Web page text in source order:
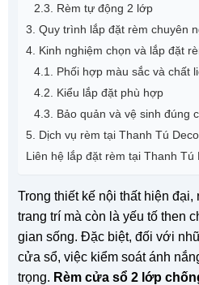
2.3. Rèm tự động 2 lớp
3. Quy trình lắp đặt rèm chuyên
4. Kinh nghiệm chọn và lắp đặt
4.1. Phối hợp màu sắc và chất
4.2. Kiểu lắp đặt phù hợp
4.3. Bảo quản và vệ sinh đúng
5. Dịch vụ rèm tại Thanh Tú
Liên hệ lắp đặt rèm tại Thanh Tú
Trong thiết kế nội thất hiện
trang trí mà còn là yếu tố then
gian sống. Đặc biệt, đối với
cửa sổ, việc kiểm soát ánh
trọng. Rèm cửa sổ 2 lớp